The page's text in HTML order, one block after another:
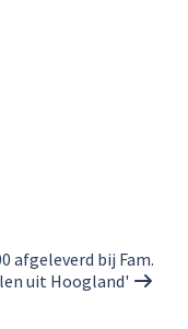
afgeleverd bij Fam.
uit Hoogland'